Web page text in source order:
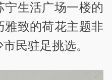
宁生活广场一楼的
雅致的荷花主题非
民驻足挑选。